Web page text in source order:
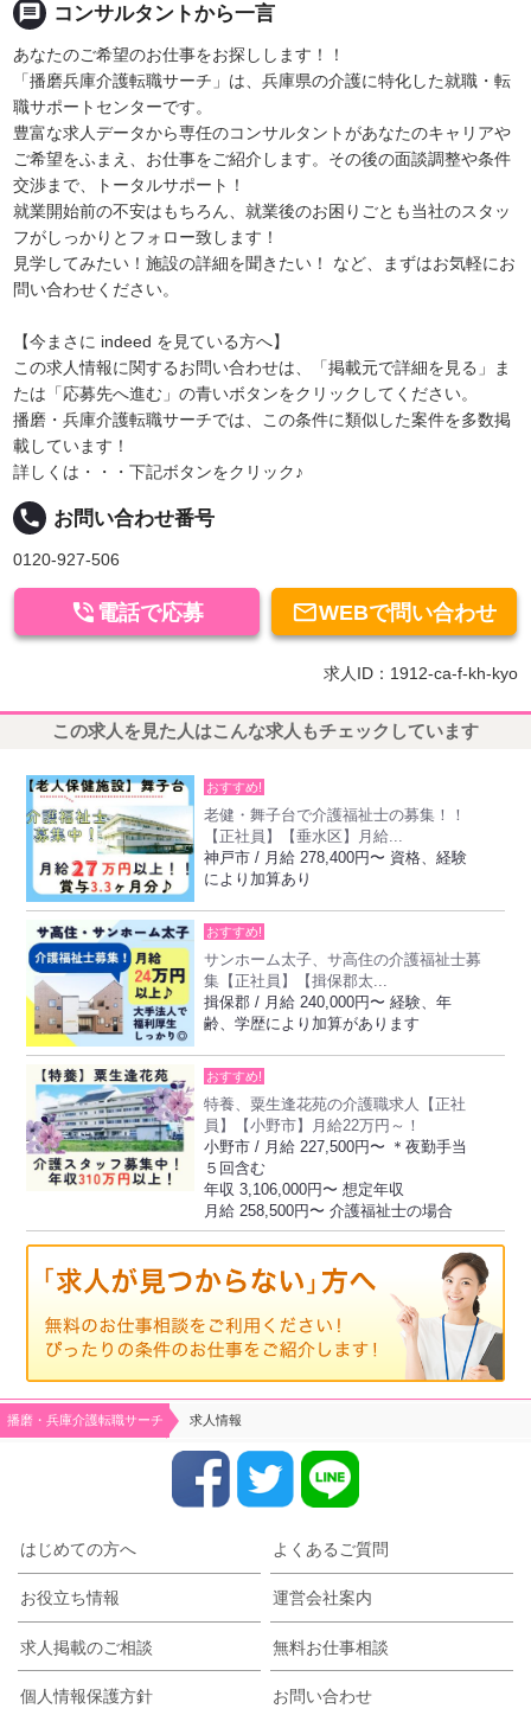
message コンサルタントから一言
あなたのご希望のお仕事をお探しします！！
「播磨兵庫介護転職サーチ」は、兵庫県の介護に特化した就職・転
職サポートセンターです。
豊富な求人データから専任のコンサルタントがあなたのキャリアや
ご希望をふまえ、お仕事をご紹介します。その後の面談調整や条件
交渉まで、トータルサポート！
就業開始前の不安はもちろん、就業後のお困りごとも当社のスタッ
フがしっかりとフォロー致します！
見学してみたい！施設の詳細を聞きたい！ など、まずはお気軽にお
問い合わせください。
【今まさに indeed を見ている方へ】
この求人情報に関するお問い合わせは、「掲載元で詳細を見る」ま
たは「応募先へ進む」の青いボタンをクリックしてください。
播磨・兵庫介護転職サーチでは、この条件に類似した案件を多数掲
載しています！
詳しくは・・・下記ボタンをクリック♪
local_phone お問い合わせ番号
0120-927-506
WEBで問い合わせ
 電話で応募
求人ID：1912-ca-f-kh-kyo
この求人を見た人はこんな求人もチェックしています
おすすめ!
老健・舞子台で介護福祉士の募集！！
【正社員】【垂水区】月給...
神戸市 / 月給 278,400円〜 資格、経験
により加算あり
おすすめ!
サンホーム太子、サ高住の介護福祉士募
集【正社員】【揖保郡太...
揖保郡 / 月給 240,000円〜 経験、年
齢、学歴により加算があります
おすすめ!
特養、粟生逢花苑の介護職求人【正社
員】【小野市】月給22万円～！
小野市 / 月給 227,500円〜 ＊夜勤手当
５回含む
年収 3,106,000円〜 想定年収
月給 258,500円〜 介護福祉士の場合
播磨・兵庫介護転職サーチ 求人情報
はじめての方へ よくあるご質問
お役立ち情報 運営会社案内
求人掲載のご相談 無料お仕事相談
個人情報保護方針 お問い合わせ